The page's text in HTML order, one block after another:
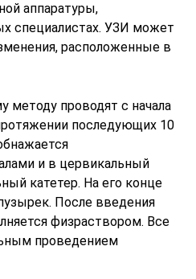
аппаратуры,
специалистах. УЗИ может
расположенные в
методу проводят с начала
последующих 10
и в цервикальный
катетер. На его конце
После введения
физраствором. Все
проведением